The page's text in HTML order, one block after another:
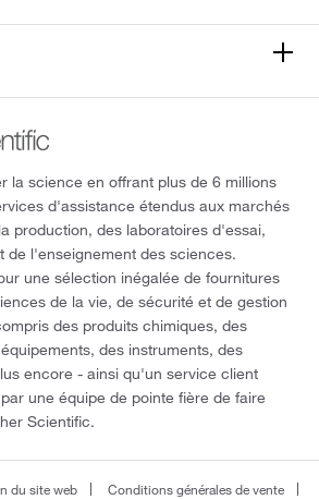
la science en offrant plus de 6 millions
d'assistance étendus aux marchés
production, des laboratoires d'essai,
de l'enseignement des sciences.
une sélection inégalée de fournitures
de la vie, de sécurité et de gestion
des produits chimiques, des
des instruments, des
encore - ainsi qu'un service client
une équipe de pointe fière de faire
Scientific.
du site web
Conditions générales de vente